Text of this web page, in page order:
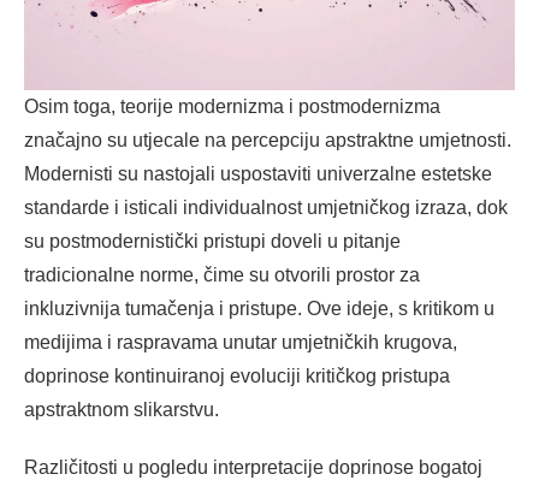
Osim toga, teorije modernizma i postmodernizma
značajno su utjecale na percepciju apstraktne umjetnosti.
Modernisti su nastojali uspostaviti univerzalne estetske
standarde i isticali individualnost umjetničkog izraza, dok
su postmodernistički pristupi doveli u pitanje
tradicionalne norme, čime su otvorili prostor za
inkluzivnija tumačenja i pristupe. Ove ideje, s kritikom u
medijima i raspravama unutar umjetničkih krugova,
doprinose kontinuiranoj evoluciji kritičkog pristupa
apstraktnom slikarstvu.
Različitosti u pogledu interpretacije doprinose bogatoj